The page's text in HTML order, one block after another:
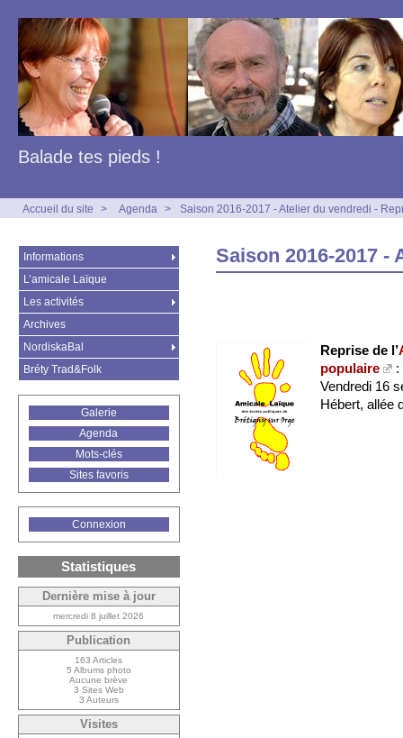
Balade tes pieds !
Accueil du site > Agenda > Saison 2016-2017 - Atelier du vendredi -
Saison 2016-2017
Reprise de l’
populaire
:
Vendredi 16
Hébert, allée
Informations
L’amicale Laïque
Les activités
Archives
NordiskaBal
Bréty Trad&Folk
Galerie
Agenda
Mots-clés
Sites favoris
Connexion
Statistiques
Dernière mise à jour
mercredi 8 juillet 2026
Publication
163 Articles
5 Albums photo
Aucune brève
3 Sites Web
3 Auteurs
Visites